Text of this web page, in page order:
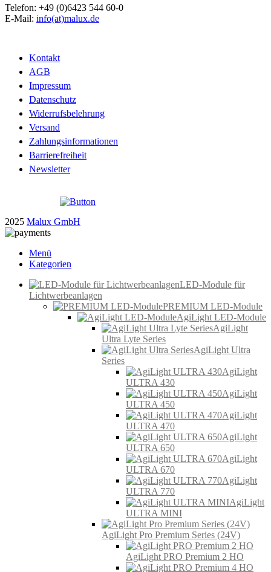
Telefon: +49 (0)6423 544 60-0
E-Mail: info(at)malux.de
Kontakt
AGB
Impressum
Datenschutz
Widerrufsbelehrung
Versand
Zahlungsinformationen
Barrierefreiheit
Newsletter
2025 Malux GmbH
Menü
Kategorien
LED-Module für
Lichtwerbeanlagen
PREMIUM LED-Module
AgiLight LED-Module
AgiLight
Ultra Lyte Series
AgiLight Ultra
Series
AgiLight
ULTRA 430
AgiLight
ULTRA 450
AgiLight
ULTRA 470
AgiLight
ULTRA 650
AgiLight
ULTRA 670
AgiLight
ULTRA 770
AgiLight
ULTRA MINI
AgiLight Pro Premium Series (24V)
AgiLight PRO Premium 2 HO